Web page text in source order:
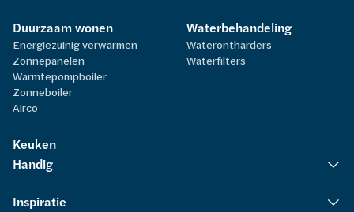
Duurzaam wonen
Energiezuinig verwarmen
Zonnepanelen
Warmtepompboiler
Zonneboiler
Airco
Waterbehandeling
Waterontharders
Waterfilters
Keuken
Handig
Inspiratie